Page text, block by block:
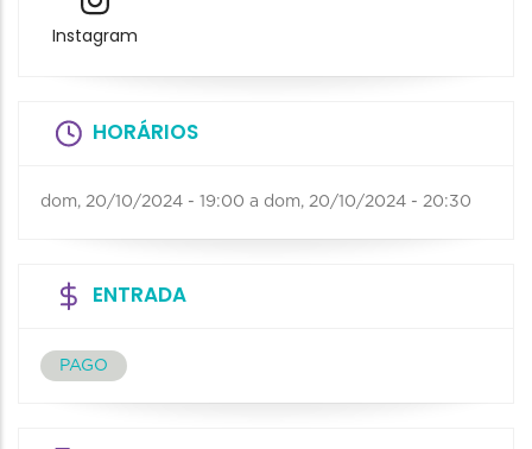
Instagram
HORÁRIOS
dom, 20/10/2024 - 19:00 a dom, 20/10/2024 - 20:30
ENTRADA
PAGO